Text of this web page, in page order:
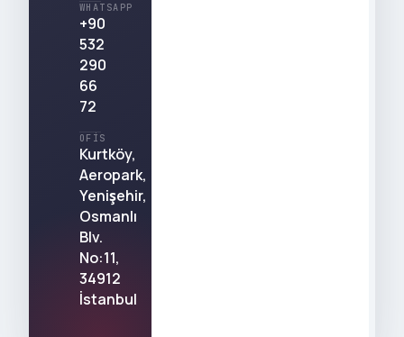
WHATSAPP
+90
532
290
66
72
OFIS
Kurtköy,
Aeropark,
Yenişehir,
Osmanlı
Blv.
No:11,
34912
İstanbul